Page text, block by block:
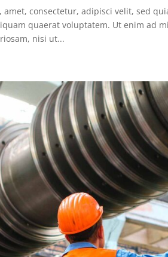
amet, consectetur, adipisci velit, sed
quaerat voluptatem. Ut enim ad
nisi ut...